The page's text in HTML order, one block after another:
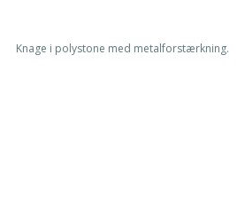
Knage i polystone med metalforstærkning.